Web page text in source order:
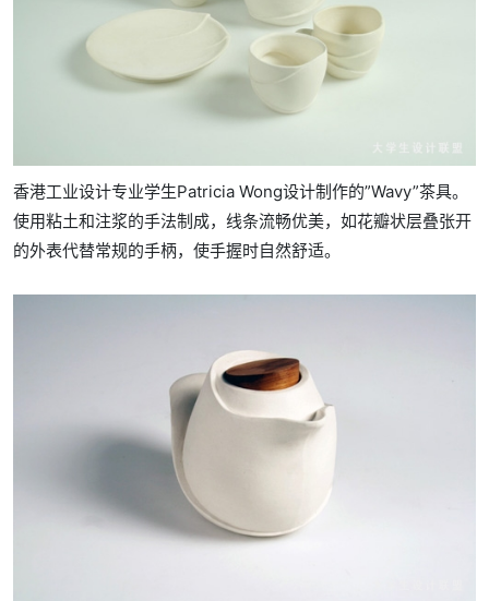
香港工业设计专业学生Patricia Wong设计制作的”Wavy”茶具。
使用粘土和注浆的手法制成，线条流畅优美，如花瓣状层叠张开
的外表代替常规的手柄，使手握时自然舒适。